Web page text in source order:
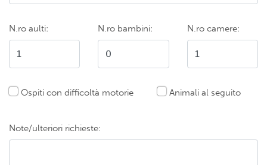
N.ro aulti: N.ro bambini: N.ro camere:
Ospiti con difficoltà motorie Animali al seguito
Note/ulteriori richieste: